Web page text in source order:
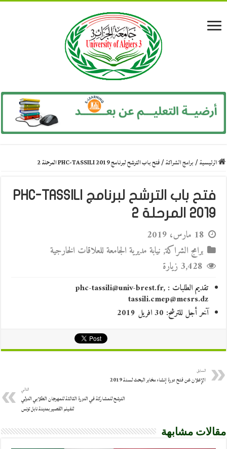
الرئيسية/برامج الشراكة/فتح باب الترشح لبرنامج PHC-TASSILI 2019 المرحلة 2
فتح باب الترشح لبرنامج PHC-TASSILI
2019 المرحلة 2
18 مارس، 2019
برامج الشراكة, نيابة مديرية الجامعة للعلاقات الخارجية
3,428 زيارة
تقديم الطلبات : phc-tassili@univ-brest.fr,
tassili.cmep@mesrs.dz
آخر أجل للترشح: 30 افريل 2019
السابق
الإعلان عن فتح دورة إنشاء مخابر البحث لسنة 2019
التالي
الترشح للمشاركة في الدورة الثالثة للمهرجان الطلابي الدولي
للفيلم القصير بمدينة نابل تونس
مقالات مشابهة